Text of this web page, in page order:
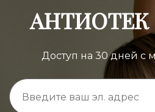
АНТИОТЕК
Доступ на 30 дней с